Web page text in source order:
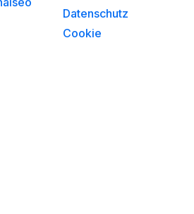
Datenschutz
Cookie